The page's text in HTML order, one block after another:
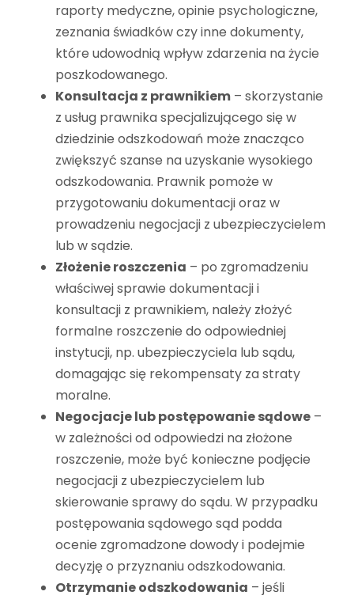
raporty medyczne, opinie psychologiczne,
zeznania świadków czy inne dokumenty,
które udowodnią wpływ zdarzenia na życie
poszkodowanego.
Konsultacja z prawnikiem – skorzystanie
z usług prawnika specjalizującego się w
dziedzinie odszkodowań może znacząco
zwiększyć szanse na uzyskanie wysokiego
odszkodowania. Prawnik pomoże w
przygotowaniu dokumentacji oraz w
prowadzeniu negocjacji z ubezpieczycielem
lub w sądzie.
Złożenie roszczenia – po zgromadzeniu
właściwej sprawie dokumentacji i
konsultacji z prawnikiem, należy złożyć
formalne roszczenie do odpowiedniej
instytucji, np. ubezpieczyciela lub sądu,
domagając się rekompensaty za straty
moralne.
Negocjacje lub postępowanie sądowe –
w zależności od odpowiedzi na złożone
roszczenie, może być konieczne podjęcie
negocjacji z ubezpieczycielem lub
skierowanie sprawy do sądu. W przypadku
postępowania sądowego sąd podda
ocenie zgromadzone dowody i podejmie
decyzję o przyznaniu odszkodowania.
Otrzymanie odszkodowania – jeśli